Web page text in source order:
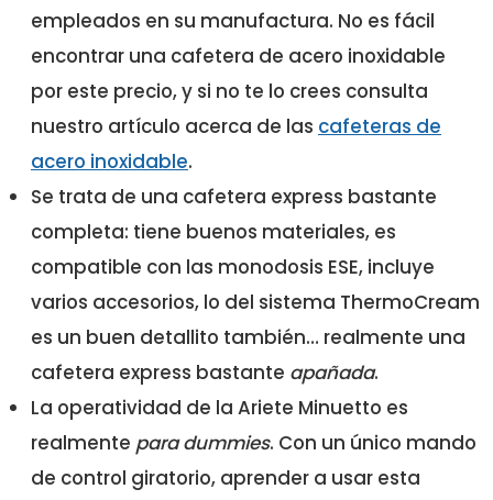
empleados en su manufactura. No es fácil
encontrar una cafetera de acero inoxidable
por este precio, y si no te lo crees consulta
nuestro artículo acerca de las cafeteras de
acero inoxidable.
Se trata de una cafetera express bastante
completa: tiene buenos materiales, es
compatible con las monodosis ESE, incluye
varios accesorios, lo del sistema ThermoCream
es un buen detallito también… realmente una
cafetera express bastante apañada.
La operatividad de la Ariete Minuetto es
realmente para dummies. Con un único mando
de control giratorio, aprender a usar esta